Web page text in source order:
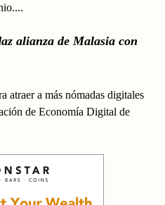
alianza de Malasia con
atraer a más nómadas digitales
de Economía Digital de